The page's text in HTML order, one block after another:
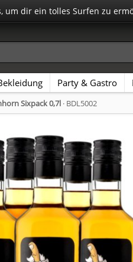
Party & Gastro
Sixpack 0,7l · BDL5002
um dir ein tolles Surfen zu